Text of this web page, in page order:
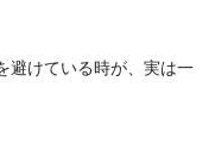
避けている時が、実は一